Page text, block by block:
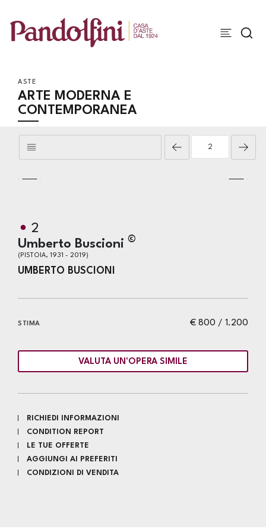
ASTE
ARTE MODERNA E
CONTEMPORANEA
2
Umberto Buscioni ©
(PISTOIA, 1931 - 2019)
UMBERTO BUSCIONI
€ 800 / 1.200
STIMA
VALUTA UN'OPERA SIMILE
RICHIEDI INFORMAZIONI
CONDITION REPORT
LE TUE OFFERTE
AGGIUNGI AI PREFERITI
CONDIZIONI DI VENDITA